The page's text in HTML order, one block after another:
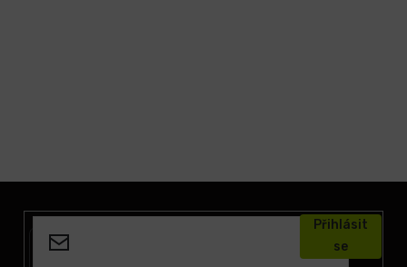
Přihlásit
se